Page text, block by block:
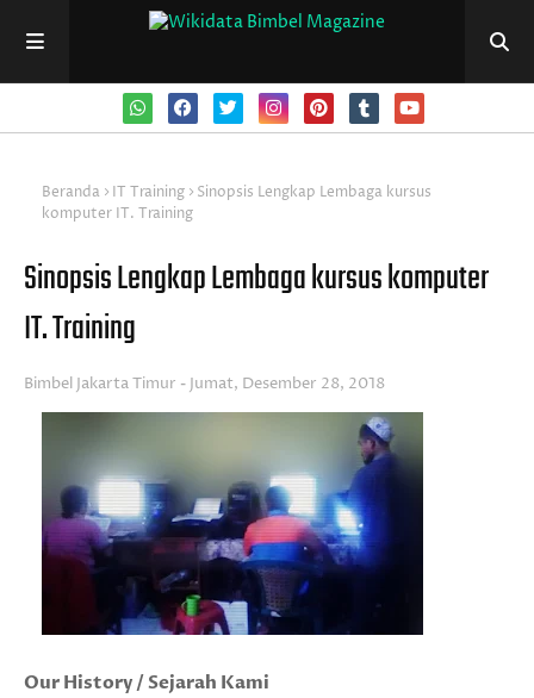
Beranda IT Training
Sinopsis Lengkap Lembaga kursus
komputer IT. Training
Sinopsis Lengkap Lembaga kursus komputer
IT. Training
Bimbel Jakarta Timur Jumat, Desember 28, 2018
Our History / Sejarah Kami